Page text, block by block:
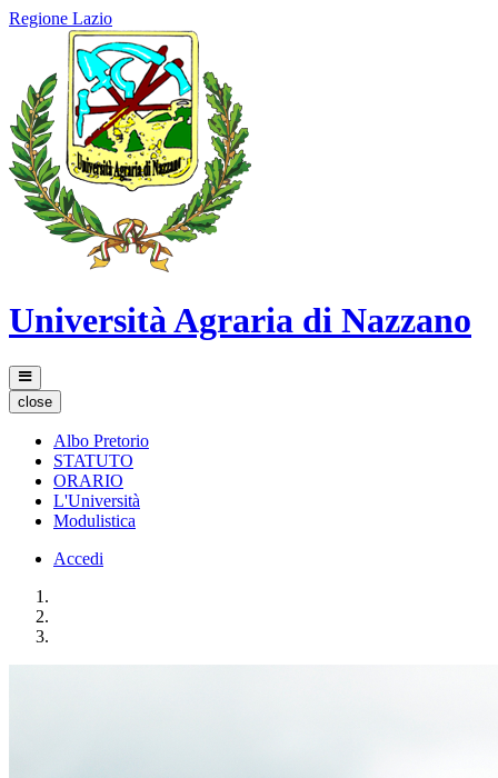
Regione Lazio
Università Agraria di Nazzano
close
Albo Pretorio
STATUTO
ORARIO
L'Università
Modulistica
Accedi